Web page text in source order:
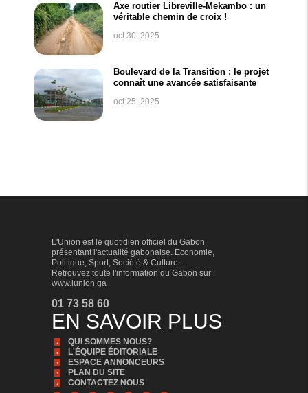
Axe routier Libreville-Mekambo : un
véritable chemin de croix !
oct 30, 2025
Boulevard de la Transition : le projet
connaît une avancée satisfaisante
oct 25, 2025
L'Union est le quotidien officiel du Gabon
présentant l'actualité gabonaise. Economie,
Politique, Sport, Société & Culture...
Retrouvez toute l'information du Gabon sur :
www.lunion.ga
01 73 58 60
EN SAVOIR PLUS
QUI SOMMES NOUS?
L'ÉQUIPE ÉDITORIALE
ESPACE ANNONCEURS
PLAN DU SITE
CONTACTEZ NOUS